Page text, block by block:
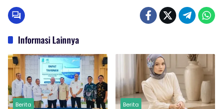
Informasi Lainnya
Berita Berita